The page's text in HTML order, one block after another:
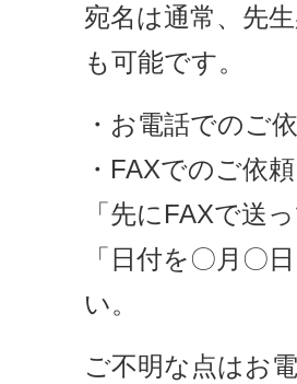
宛名は通常、先
も可能です。
・お電話でのご
・FAXでのご依
「先にFAXで送
「日付を〇月〇
い。
ご不明な点はお